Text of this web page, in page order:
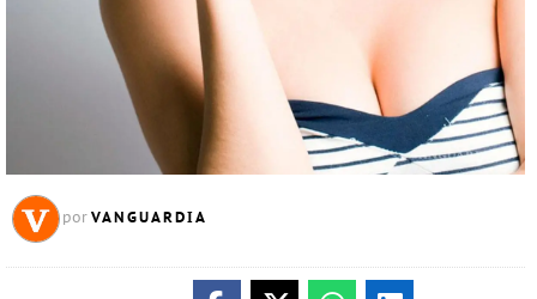
por VANGUARDIA